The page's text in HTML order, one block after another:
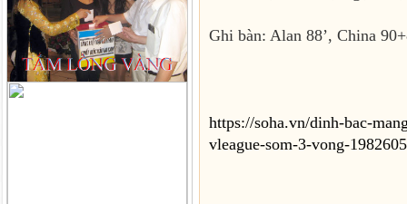
Ghi bàn: Alan 88’, China
https://soha.vn/dinh-bac-
vleague-som-3-vong-